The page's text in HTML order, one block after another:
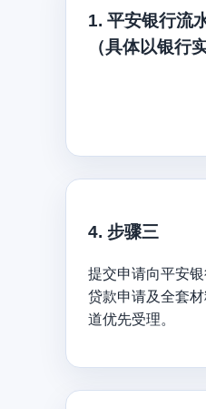
1. 平安银行流
（具体以银行
4. 步骤三
提交申请向平安
贷款申请及全套
道优先受理。